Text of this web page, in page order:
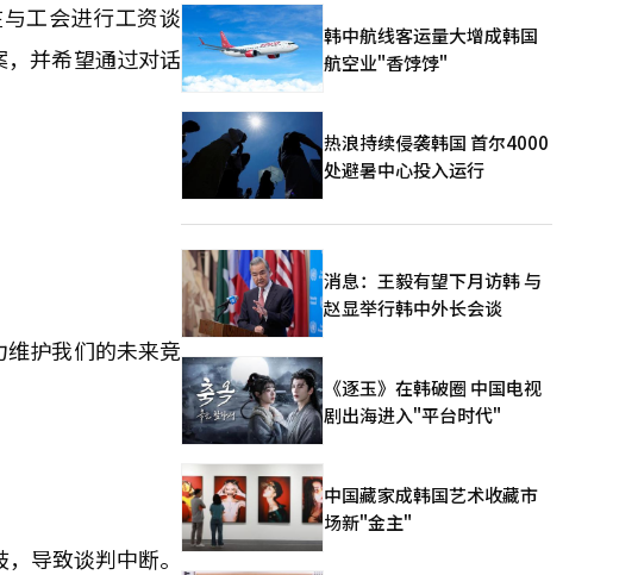
工会进行工资谈
并希望通过对话
护我们的未来竞
导致谈判中断。
韩中航线客运量大增成韩国
航空业"香饽饽"
热浪持续侵袭韩国 首尔4000
处避暑中心投入运行
消息：王毅有望下月访韩 与
赵显举行韩中外长会谈
《逐玉》在韩破圈 中国电视
剧出海进入"平台时代"
中国藏家成韩国艺术收藏市
场新"金主"